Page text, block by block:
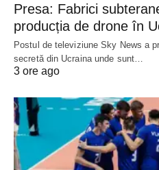
Presa: Fabrici
producția de drone în
Postul de televiziune Sky News a
secretă din Ucraina unde sunt…
3 ore ago